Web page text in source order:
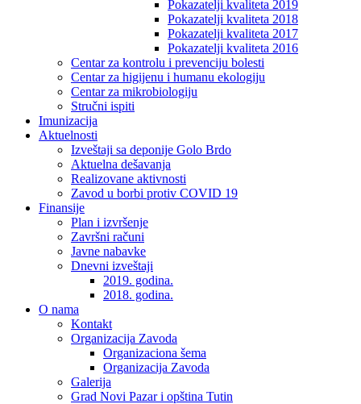
Pokazatelji kvaliteta 2019
Pokazatelji kvaliteta 2018
Pokazatelji kvaliteta 2017
Pokazatelji kvaliteta 2016
Centar za kontrolu i prevenciju bolesti
Centar za higijenu i humanu ekologiju
Centar za mikrobiologiju
Stručni ispiti
Imunizacija
Aktuelnosti
Izveštaji sa deponije Golo Brdo
Aktuelna dešavanja
Realizovane aktivnosti
Zavod u borbi protiv COVID 19
Finansije
Plan i izvršenje
Završni računi
Javne nabavke
Dnevni izveštaji
2019. godina.
2018. godina.
O nama
Kontakt
Organizacija Zavoda
Organizaciona šema
Organizacija Zavoda
Galerija
Grad Novi Pazar i opština Tutin